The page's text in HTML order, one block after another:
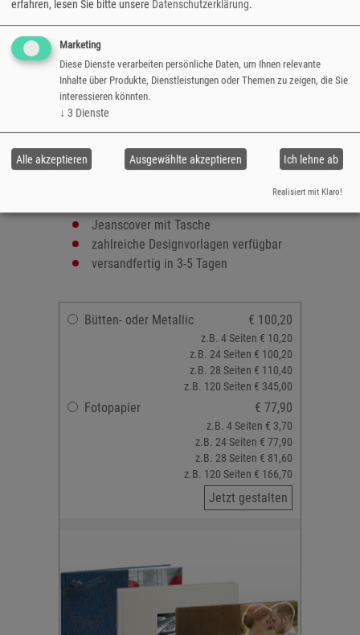
Foto-, Bütten- oder Brilliant Metallic-
spezielle
24 bis 120 Seiten
gestaltbares Hardcover
Einband: Leder oder Jeansstoff
Ledereinband: Nappa- oder Hirschleder
(wie gewachsen)
Farben Nappaleder: rot, schwarz, creme
Jeanscover mit Tasche
zahlreiche Designvorlagen verfügbar
versandfertig in 3-5 Tagen
Bütten- oder Metallic € 100,20
z.B. 4 Seiten € 10,20
z.B. 24 Seiten € 100,20
z.B. 28 Seiten € 110,40
z.B. 120 Seiten € 345,00
Fotopapier € 77,90
z.B. 4 Seiten € 3,70
z.B. 24 Seiten € 77,90
z.B. 28 Seiten € 81,60
z.B. 120 Seiten € 166,70
Jetzt gestalten
erfahren, lesen Sie bitte unsere Datenschutzerklärung.
Marketing
Diese Dienste verarbeiten persönliche Daten, um Ihnen relevante
Inhalte über Produkte, Dienstleistungen oder Themen zu zeigen, die Sie
interessieren könnten.
↓ 3 Dienste
Ich lehne ab
Ausgewählte akzeptieren
Alle akzeptieren
Realisiert mit Klaro!